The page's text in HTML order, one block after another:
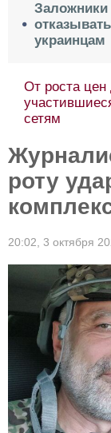
Заложники
украинцам
От роста
сетям
роту
20:02, 3 октября